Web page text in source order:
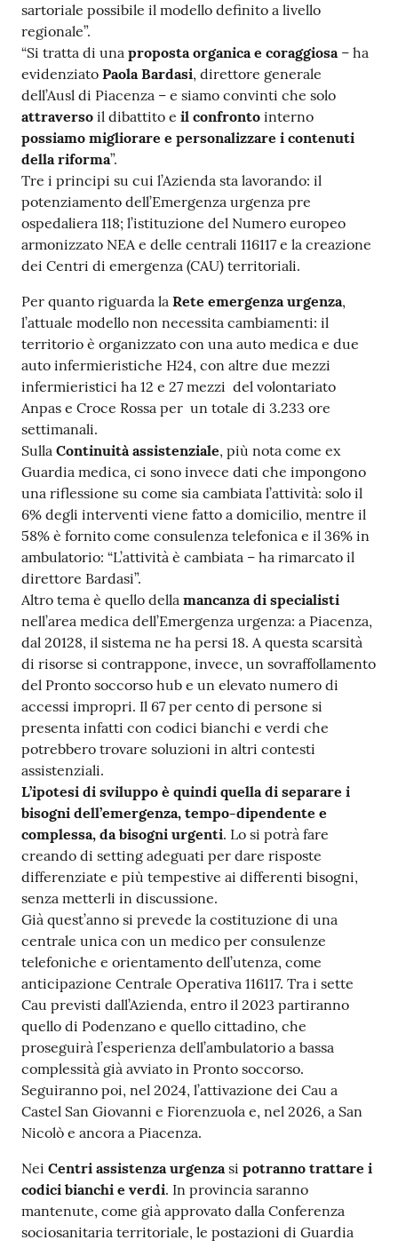
sartoriale possibile il modello definito a livello
regionale”.
“Si tratta di una proposta organica e coraggiosa– ha
evidenziato Paola Bardasi, direttore generale
dell’Ausl di Piacenza – e siamo convinti che solo
attraverso il dibattito e il confronto interno
possiamo migliorare e personalizzare i contenuti
della riforma”.
Tre i principi su cui l’Azienda sta lavorando: il
potenziamento dell’Emergenza urgenza pre
ospedaliera 118; l’istituzione del Numero europeo
armonizzato NEA e delle centrali 116117 e la creazione
dei Centri di emergenza (CAU) territoriali.
Per quanto riguarda la Rete emergenza urgenza,
l’attuale modello non necessita cambiamenti: il
territorio è organizzato con una auto medica e due
auto infermieristiche H24, con altre due mezzi
infermieristici ha 12 e 27 mezzi del volontariato
Anpas e Croce Rossa per un totale di 3.233 ore
settimanali.
Sulla Continuità assistenziale, più nota come ex
Guardia medica, ci sono invece dati che impongono
una riflessione su come sia cambiata l’attività: solo il
6% degli interventi viene fatto a domicilio, mentre il
58% è fornito come consulenza telefonica e il 36% in
ambulatorio: “L’attività è cambiata – ha rimarcato il
direttore Bardasi”.
Altro tema è quello della mancanza di specialisti
nell’area medica dell’Emergenza urgenza: a Piacenza,
dal 20128, il sistema ne ha persi 18. A questa scarsità
di risorse si contrappone, invece, un sovraffollamento
del Pronto soccorso hub e un elevato numero di
accessi impropri. Il 67 per cento di persone si
presenta infatti con codici bianchi e verdi che
potrebbero trovare soluzioni in altri contesti
assistenziali.
L’ipotesi di sviluppo è quindi quella di separare i
bisogni dell’emergenza, tempo-dipendente e
complessa, da bisogni urgenti. Lo si potrà fare
creando di setting adeguati per dare risposte
differenziate e più tempestive ai differenti bisogni,
senza metterli in discussione.
Già quest’anno si prevede la costituzione di una
centrale unica con un medico per consulenze
telefoniche e orientamento dell’utenza, come
anticipazione Centrale Operativa 116117. Tra i sette
Cau previsti dall’Azienda, entro il 2023 partiranno
quello di Podenzano e quello cittadino, che
proseguirà l’esperienza dell’ambulatorio a bassa
complessità già avviato in Pronto soccorso.
Seguiranno poi, nel 2024, l’attivazione dei Cau a
Castel San Giovanni e Fiorenzuola e, nel 2026, a San
Nicolò e ancora a Piacenza.
Nei Centri assistenza urgenzasi potranno trattare i
codici bianchi e verdi. In provincia saranno
mantenute, come già approvato dalla Conferenza
sociosanitaria territoriale, le postazioni di Guardia